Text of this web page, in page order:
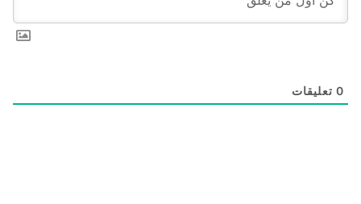
0 تعليقات